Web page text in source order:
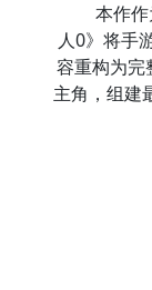
本作
人0》将手
容重构为完
主角，组建